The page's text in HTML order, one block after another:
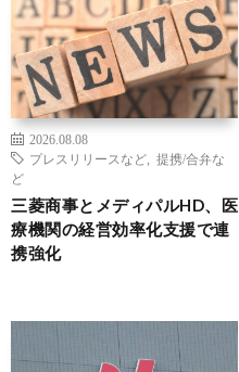
2026.08.08
プレスリリースなど
提携/合弁な
ど
三菱商事とメディパルHD、医
療機関の経営効率化支援で連
携強化